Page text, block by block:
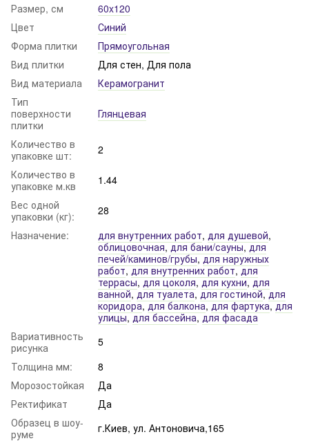
Размер, см
60x120
Цвет
Синий
Форма плитки
Прямоугольная
Вид плитки
Для стен, Для пола
Вид материала
Керамогранит
Тип
поверхности
плитки
Глянцевая
Количество в
упаковке шт:
2
Количество в
упаковке м.кв
1.44
Вес одной
упаковки (кг):
28
Назначение:
для внутренних работ, для душевой,
облицовочная,для бани/сауны,для
печей/каминов/грубы,для наружных
работ,для внутренних работ,для
террасы,для цоколя,для кухни,для
ванной,для туалета, для гостиной,для
коридора,для балкона,для фартука,для
улицы,для бассейна,для фасада
Вариативность
рисунка
5
Толщина мм:
8
Морозостойкая
Да
Ректификат
Да
Образец в шоу-
руме
г.Киев, ул. Антоновича,165